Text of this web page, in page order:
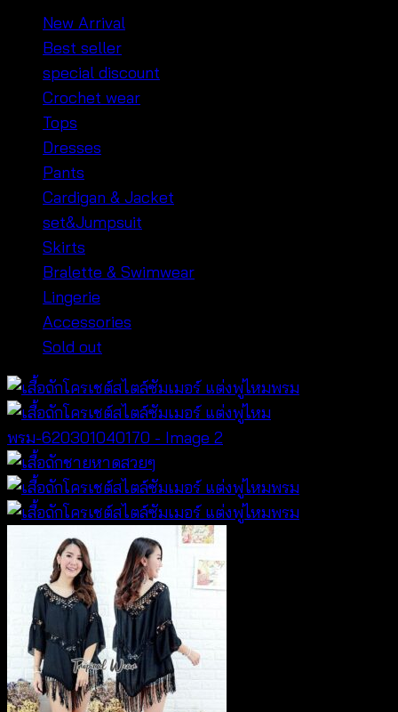
New Arrival
Best seller
special discount
Crochet wear
Tops
Dresses
Pants
Cardigan & Jacket
set&Jumpsuit
Skirts
Bralette & Swimwear
Lingerie
Accessories
Sold out